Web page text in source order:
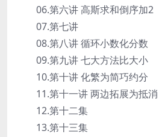
06.第六讲 高斯求和倒序加2
07.第七讲
08.第八讲 循环小数化分数
09.第九讲 七大方法比大小
10.第十讲 化繁为简巧约分
11.第十一讲 两边拓展为抵消
12.第十二集
13.第十三集